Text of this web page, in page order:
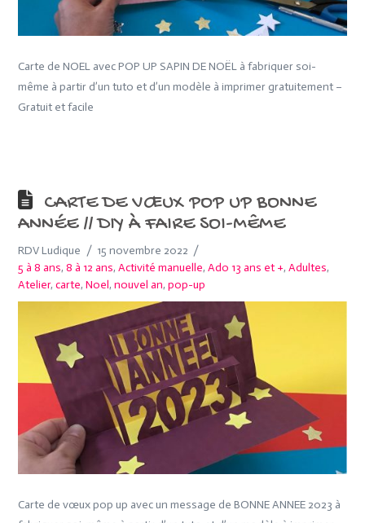
Carte de NOEL avec POP UP SAPIN DE NOËL à fabriquer soi-
même à partir d’un tuto et d’un modèle à imprimer gratuitement –
Gratuit et facile
CARTE DE VŒUX POP UP BONNE
ANNÉE // DIY À FAIRE SOI-MÊME
RDV Ludique
15 novembre 2022
5 à 8 ans,8 à 12 ans,Activité manuelle,Ado 13 ans et +,Adultes,
Atelier,carte,Noel,nouvel an,pop-up
Carte de vœux pop up avec un message de BONNE ANNEE 2023 à